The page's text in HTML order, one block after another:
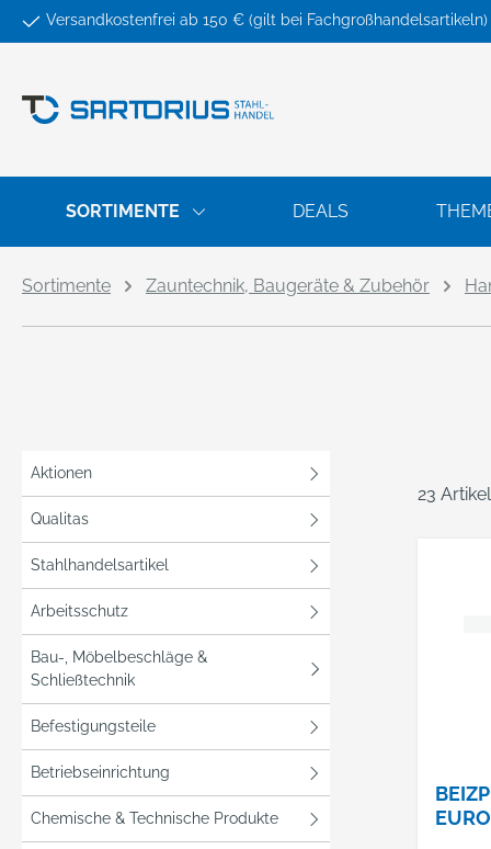
Zur Hauptnavigation springen
Versandkostenfrei ab 150 € (gilt bei Fachgroßhandelsartikeln)
SORTIMENTE DEALS
Sortimente Zauntechnik, Baugeräte & Zubehör
Aktionen
Qualitas
Stahlhandelsartikel
Arbeitsschutz
Bau-, Möbelbeschläge &
Schließtechnik
Befestigungsteile
Betriebseinrichtung
Chemische & Technische Produkte
23